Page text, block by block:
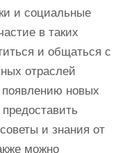
и социальные
в таких
и общаться с
отраслей
новых
и знания от
можно